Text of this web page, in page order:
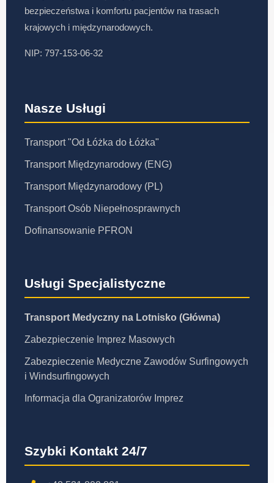
bezpieczeństwa i komfortu pacjentów na trasach
krajowych i międzynarodowych.
NIP: 797-153-06-32
Nasze Usługi
Transport "Od Łóżka do Łóżka"
Transport Międzynarodowy (ENG)
Transport Międzynarodowy (PL)
Transport Osób Niepełnosprawnych
Dofinansowanie PFRON
Usługi Specjalistyczne
Transport Medyczny na Lotnisko (Główna)
Zabezpieczenie Imprez Masowych
Zabezpieczenie Medyczne Zawodów Surfingowych
i Windsurfingowych
Informacja dla Ogranizatorów Imprez
Szybki Kontakt 24/7